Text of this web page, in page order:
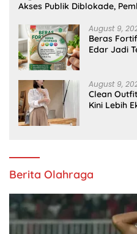
Akses Publik Diblokade,
August 9,
Beras
Edar Jadi
August 9,
Clean
Kini Lebih
Berita Olahraga